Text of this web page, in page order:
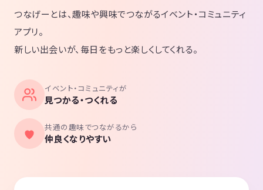
つなげーとは、趣味や興味でつながるイベント・コミュニティ
アプリ。
新しい出会いが、毎日をもっと楽しくしてくれる。
イベント・コミュニティが
見つかる・つくれる
共通の趣味でつながるから
仲良くなりやすい